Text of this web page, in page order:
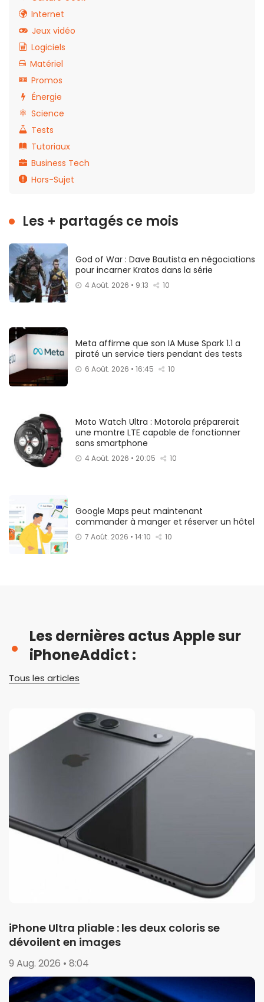
Internet
Jeux vidéo
Logiciels
Matériel
Promos
Énergie
Science
Tests
Tutoriaux
Business Tech
Hors-Sujet
Les + partagés ce mois
God of War : Dave Bautista en négociations
pour incarner Kratos dans la série
4 Août. 2026 • 9:13 10
Meta affirme que son IA Muse Spark 1.1 a
piraté un service tiers pendant des tests
6 Août. 2026 • 16:45 10
Moto Watch Ultra : Motorola préparerait
une montre LTE capable de fonctionner
sans smartphone
4 Août. 2026 • 20:05 10
Google Maps peut maintenant
commander à manger et réserver un hôtel
7 Août. 2026 • 14:10 10
Les dernières actus Apple sur
iPhoneAddict :
Tous les articles
iPhone Ultra pliable : les deux coloris se
dévoilent en images
9 Aug. 2026 • 8:04